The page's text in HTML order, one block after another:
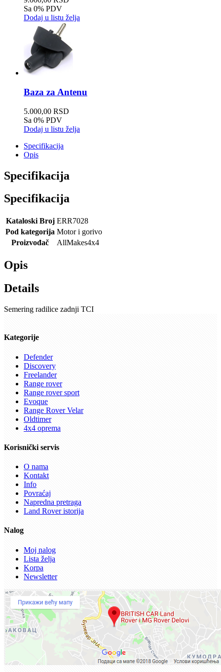
Sa 0% PDV
Dodaj u listu želja
Baza za Antenu
5.000,00 RSD
Sa 0% PDV
Dodaj u listu želja
Specifikacija
Opis
Specifikacija
Specifikacija
Kataloski Broj ERR7028
Pod kategorija Motor i gorivo
Proizvođač
AllMakes4x4
Opis
Details
Semering radilice zadnji TCI
Kategorije
Defender
Discovery
Freelander
Range rover
Range rover sport
Evoque
Range Rover Velar
Oldtimer
4x4 oprema
Korisnički servis
O nama
Kontakt
Info
Povraćaj
Napredna pretraga
Land Rover istorija
Nalog
Moj nalog
Lista želja
Korpa
Newsletter